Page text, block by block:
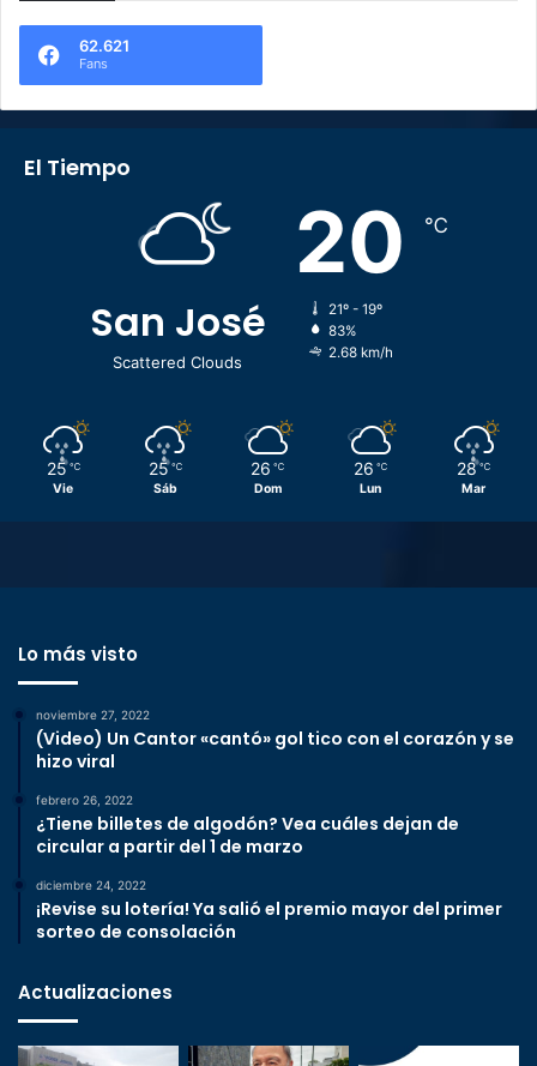
62.621
Fans
El Tiempo
San José
Scattered Clouds
20 ℃
21º - 19º
83%
2.68 km/h
25 ℃
Vie
25 ℃
Sáb
26 ℃
Dom
26 ℃
Lun
28 ℃
Mar
Lo más visto
noviembre 27, 2022
(Video) Un Cantor «cantó» gol tico con el corazón y se
hizo viral
febrero 26, 2022
¿Tiene billetes de algodón? Vea cuáles dejan de
circular a partir del 1 de marzo
diciembre 24, 2022
¡Revise su lotería! Ya salió el premio mayor del primer
sorteo de consolación
Actualizaciones